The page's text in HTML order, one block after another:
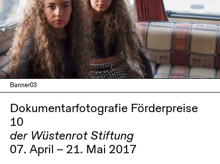
Banner03
Dokumentarfotografie Förderpreise
10
der Wüstenrot Stiftung
07. April – 21. Mai 2017